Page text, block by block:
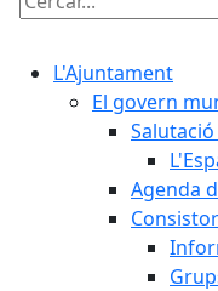
Cercar:
L'Ajuntament
El govern
Agenda